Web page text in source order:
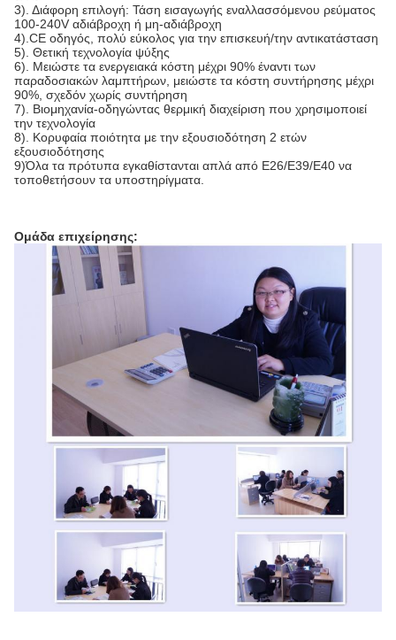
3). Διάφορη επιλογή: Τάση εισαγωγής εναλλασσόμενου ρεύματος
100-240V αδιάβροχη ή μη-αδιάβροχη
4).CE οδηγός, πολύ εύκολος για την επισκευή/την αντικατάσταση
5). Θετική τεχνολογία ψύξης
6). Μειώστε τα ενεργειακά κόστη μέχρι 90% έναντι των
παραδοσιακών λαμπτήρων, μειώστε τα κόστη συντήρησης μέχρι
90%, σχεδόν χωρίς συντήρηση
7). Βιομηχανία-οδηγώντας θερμική διαχείριση που χρησιμοποιεί
την τεχνολογία
8). Κορυφαία ποιότητα με την εξουσιοδότηση 2 ετών
εξουσιοδότησης
9)Όλα τα πρότυπα εγκαθίστανται απλά από E26/E39/E40 να
τοποθετήσουν τα υποστηρίγματα.
Ομάδα επιχείρησης: